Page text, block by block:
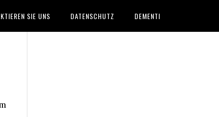
SIE UNS DATENSCHUTZ DEMENTI